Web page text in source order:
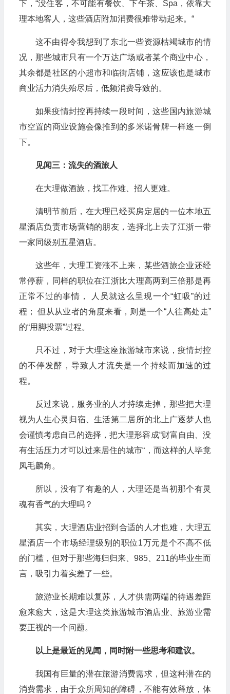
下，“没住客，不可能有餐饮、下午茶、Spa，依靠大
理本地客人，这些酒店附加消费很难带动起来。“
这不由得令我想到了东北一些资源枯竭城市的情
况，那些城市只有一个万达广场或者某个商业中心，
其余都是社区的小超市和临街店铺，这应该也是城市
商业活力消失殆尽后，低频消费导致的。
如果疫情封控再持续一段时间，这些国内旅游城
市空置的商业设施会像推到的多米诺骨牌一样逐一倒
下。
见闻三：流失的酒旅人
在大理做酒旅，找工作难、招人更难。
清明节前后，在大理已经买房定居的一位本地五
星酒店负责市场营销的朋友，选择北上去了江浙一带
一家同级别五星酒店。
这些年，大理工资涨不上来，某些酒旅企业还经
常停薪，同样的职位在江浙比大理高两到三倍那是再
正常不过的事情， 人员就这么呈现一个“虹吸”的过
程； 但从从业者的角度来看，则是一个“人往高处走”
的“用脚投票”过程。
只不过，对于大理这座旅游城市来说，疫情封控
的不停发酵，导致人才流失是一个持续而加速的过
程。
反过来说，服务业的人才持续走掉，那些把大理
视为人生心灵归宿、生活第二居所的北上广逐梦人也
会谨慎考虑自己的选择，把大理形容成“财富自由、没
有生活压力才可以过来居住的城市“，而这样的人毕竟
凤毛麟角。
所以，没有了有趣的人，大理还是当初那个有灵
魂有香气的大理吗？
其实，大理酒店业招到合适的人才也难，大理五
星酒店一个市场经理级别的职位1万元是个不高不低
的门槛，但对于那些海归归来、985、211的毕业生而
言，吸引力着实差了一些。
旅游业长期难以复苏，人才供需两端的待遇差距
愈来愈大，这是大理这类旅游城市酒店业、旅游业需
要正视的一个问题。
以上是最近的见闻，同时附一些思考和建议。
我国有巨量的潜在旅游消费需求，但这种潜在的
消费需求，由于众所周知的障碍，不能有效释放，体